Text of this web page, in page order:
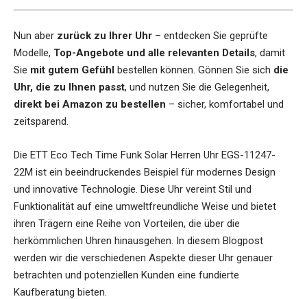
Nun aber zurück zu Ihrer Uhr – entdecken Sie geprüfte
Modelle, Top-Angebote und alle relevanten Details, damit
Sie mit gutem Gefühl bestellen können. Gönnen Sie sich die
Uhr, die zu Ihnen passt, und nutzen Sie die Gelegenheit,
direkt bei Amazon zu bestellen – sicher, komfortabel und
zeitsparend.
Die ETT Eco Tech Time Funk Solar Herren Uhr EGS-11247-
22M ist ein beeindruckendes Beispiel für modernes Design
und innovative Technologie. Diese Uhr vereint Stil und
Funktionalität auf eine umweltfreundliche Weise und bietet
ihren Trägern eine Reihe von Vorteilen, die über die
herkömmlichen Uhren hinausgehen. In diesem Blogpost
werden wir die verschiedenen Aspekte dieser Uhr genauer
betrachten und potenziellen Kunden eine fundierte
Kaufberatung bieten.